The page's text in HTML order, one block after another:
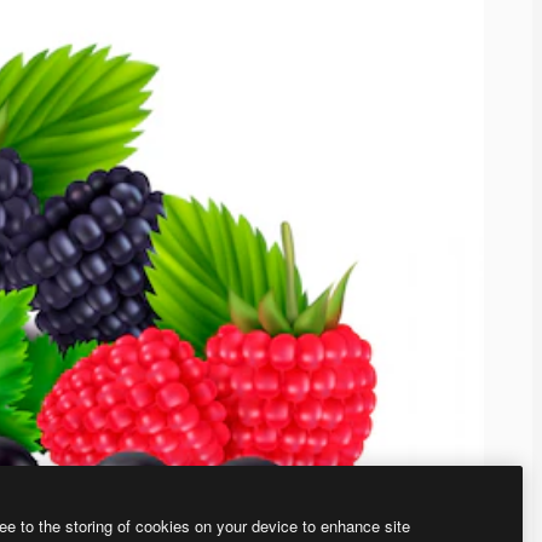
to the storing of cookies on your device to enhance site